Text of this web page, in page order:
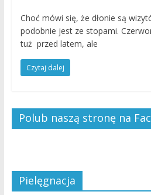
Choć mówi się, że dłonie są
podobnie jest ze stopami.
tuż przed latem, ale
Czytaj dalej
Polub naszą stronę na
Pielęgnacja